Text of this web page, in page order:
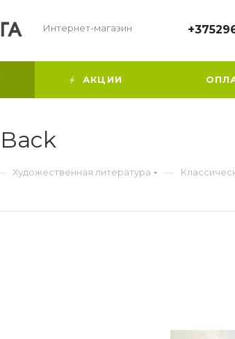
Интернет-магазин
АКЦИИ
Художественная литература —